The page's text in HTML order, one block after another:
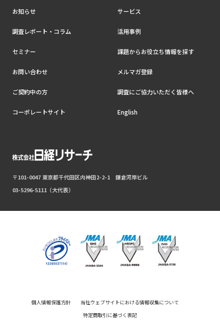
お知らせ サービス
調査レポート・コラム 活用事例
セミナー 課題からお役立ち情報を探す
お問い合わせ メルマガ登録
ご契約中の方 調査にご協力いただく皆様へ
コーポレートサイト English
〒101-0047 東京都千代田区内神田2-2-1 鎌倉河岸ビル
03-5296-5111（大代表）
個人情報保護方針
当社ウェブサイトにおける情報収集について
特定商取引に基づく表記